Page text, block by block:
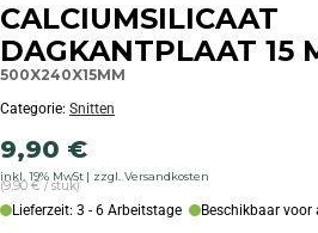
CALCIUMSILICAAT
DAGKANTPLAAT 15
500X240X15MM
Categorie: Snitten
9,90 €
inkl. 19% MwSt zzgl. Versandkosten
(9,90 € / stuk)
Lieferzeit: 3 - 6 Arbeitstage Beschikbaar voor